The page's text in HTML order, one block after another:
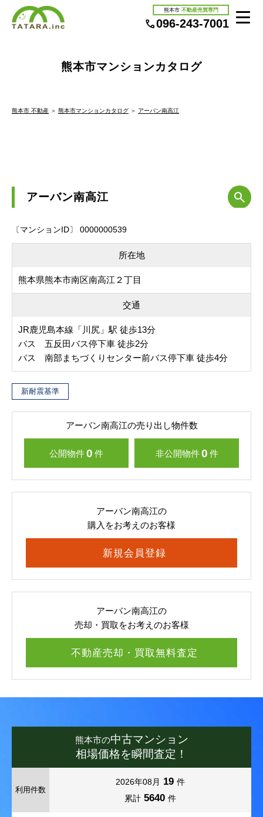
熊本市 不動産売買専門
096-243-7001
熊本市マンションカタログ
熊本市 不動産 ＞ 熊本市マンションカタログ ＞ アーバン南高江
アーバン南高江
〔マンションID〕 0000000539
所在地
熊本県熊本市南区南高江２丁目
交通
JR鹿児島本線「川尻」駅 徒歩13分
バス 五反田バス停下車 徒歩2分
バス 南部まちづくりセンター前バス停下車 徒歩4分
新耐震基準
アーバン南高江の売り出し物件数
公開物件0 件 非公開物件 0 件
アーバン南高江の
購入をお考えのお客様
新規会員登録
アーバン南高江の
売却・買取をお考えのお客様
不動産売却・買取無料査定
熊本市の中古マンション
相場価格を瞬間査定！
利用件数
2026年08月 19 件
累計 5640 件